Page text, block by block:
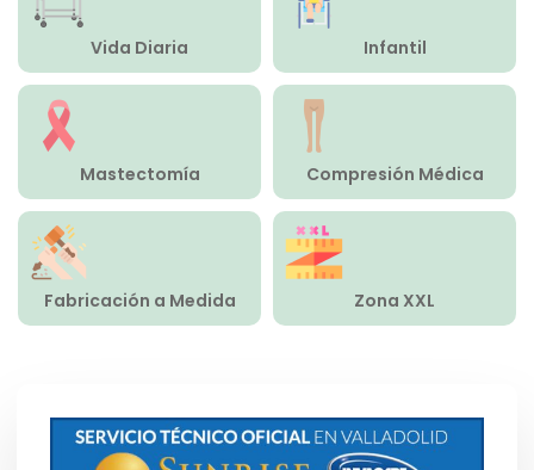
Alquiler
Vida Diaria Infantil
Mastectomía Compresión Médica
Fabricación a Medida Zona XXL